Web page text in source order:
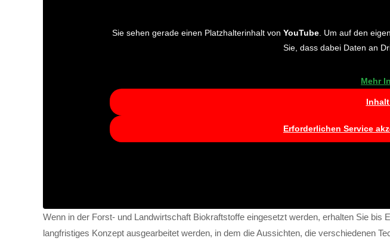
Sie sehen gerade einen Platzhalterinhalt von YouTube . Um auf den
Sie, dass dabei Daten an
Mehr
Erforderlichen Service
Wenn in der Forst- und Landwirtschaft Biokraftstoffe eingesetzt werden, erhalten Sie
langfristiges Konzept ausgearbeitet werden, in dem die Aussichten, die verschiedenen